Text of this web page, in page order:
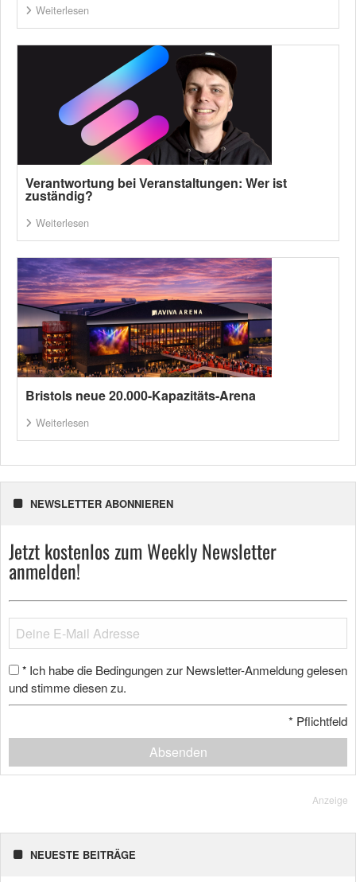
Weiterlesen
Verantwortung bei Veranstaltungen: Wer ist
zuständig?
Weiterlesen
Bristols neue 20.000-Kapazitäts-Arena
Weiterlesen
NEWSLETTER ABONNIEREN
Jetzt kostenlos zum Weekly Newsletter
anmelden!
* Ich habe die Bedingungen zur Newsletter-Anmeldung gelesen
und stimme diesen zu.
* Pflichtfeld
Absenden
Anzeige
NEUESTE BEITRÄGE